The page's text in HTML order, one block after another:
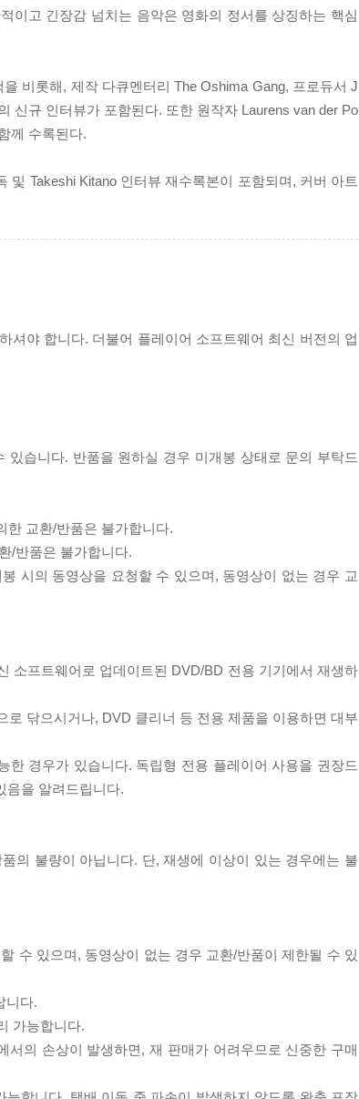
이고 긴장감 넘치는 음악은 영화의 정서를 상징하는 핵심
비롯해, 제작 다큐멘터리 The Oshima Gang, 프로듀서 J
신규 인터뷰가 포함된다. 또한 원작자 Laurens van der Po
께 수록된다.
Takeshi Kitano 인터뷰 재수록본이 포함되며, 커버 아트
셔야 합니다. 더불어 플레이어 소프트웨어 최신 버전의 업
습니다. 반품을 원하실 경우 미개봉 상태로 문의 부탁드
한 교환/반품은 불가합니다.
/반품은 불가합니다.
시의 동영상을 요청할 수 있으며, 동영상이 없는 경우 교
소프트웨어로 업데이트된 DVD/BD 전용 기기에서 재생하
닦으시거나, DVD 클리너 등 전용 제품을 이용하면 대부
경우가 있습니다. 독립형 전용 플레이어 사용을 권장드
음을 알려드립니다.
의 불량이 아닙니다. 단, 재생에 이상이 있는 경우에는 불
수 있으며, 동영상이 없는 경우 교환/반품이 제한될 수 있
니다.
가능합니다.
의 손상이 발생하면, 재 판매가 어려우므로 신중한 구매